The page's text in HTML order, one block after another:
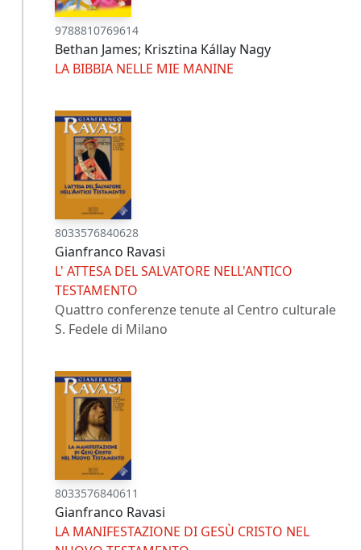
9788810769614
Bethan James; Krisztina Kállay Nagy
LA BIBBIA NELLE MIE MANINE
8033576840628
Gianfranco Ravasi
L' ATTESA DEL SALVATORE NELL'ANTICO
TESTAMENTO
Quattro conferenze tenute al Centro culturale
S. Fedele di Milano
8033576840611
Gianfranco Ravasi
LA MANIFESTAZIONE DI GESÙ CRISTO NEL